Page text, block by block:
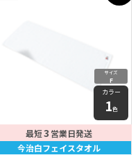
サイズ
F
カラー
1色
最短3 営業日発送
今治白フェイスタオル